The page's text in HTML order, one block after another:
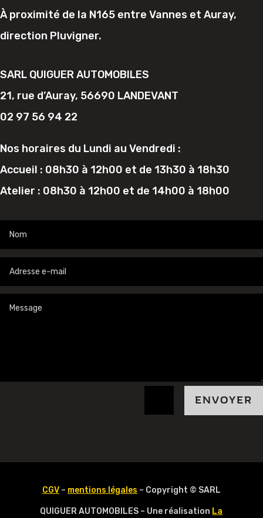
À proximité de la N165 entre Vannes et Auray,
direction Pluvigner.
SARL QUIGUER AUTOMOBILES
21, rue d’Auray, 56690 LANDEVANT
02 97 56 94 22
Nos horaires du Lundi au Vendredi :
Accueil : 08h30 à 12h00 et de 13h30 à 18h30
Atelier : 08h30 à 12h00 et de 14h00 à 18h00
ENVOYER
CGV– mentions légales – Copyright © SARL
QUIGUER AUTOMOBILES – Une réalisation La